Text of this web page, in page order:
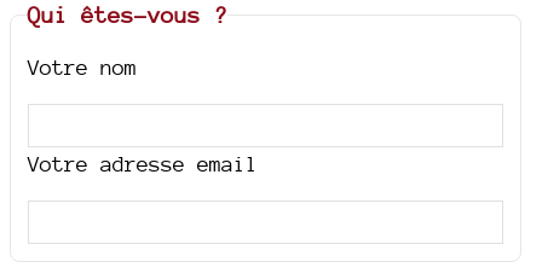
Qui êtes-vous ?
Votre nom
Votre adresse email